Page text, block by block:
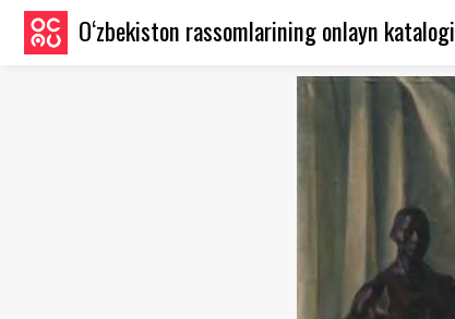
O‘zbekiston rassomlarining onlayn katalogi